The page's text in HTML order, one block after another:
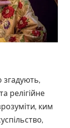
згадують,
релігійне
ким